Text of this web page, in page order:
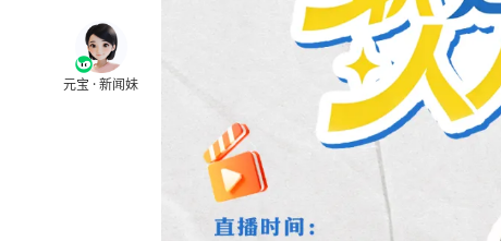
元宝 · 新闻妹